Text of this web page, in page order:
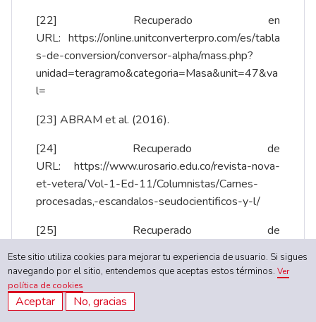
[22] Recuperado en
URL: https://online.unitconverterpro.com/es/tabla
s-de-conversion/conversor-alpha/mass.php?
unidad=teragramo&categoria=Masa&unit=47&va
l=
[23] ABRAM et al. (2016).
[24] Recuperado de
URL: https://www.urosario.edu.co/revista-nova-
et-vetera/Vol-1-Ed-11/Columnistas/Carnes-
procesadas,-escandalos-seudocientificos-y-l/
[25] Recuperado de
insolita/2017/08/30/pedos-historicos/
[26]Recuperado de
URL:https://www.menshealth.com/trending-
Este sitio utiliza cookies para mejorar tu experiencia de usuario. Si sigues
navegando por el sitio, entendemos que aceptas estos términos.Ver
política de cookies
Aceptar No, gracias